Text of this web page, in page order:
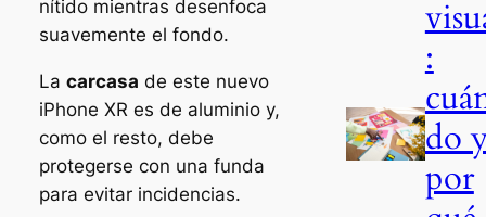
nítido mientras desenfoca
suavemente el fondo.
La carcasa de este nuevo
iPhone XR es de aluminio y,
como el resto, debe
protegerse con una funda
para evitar incidencias.
:
do
por